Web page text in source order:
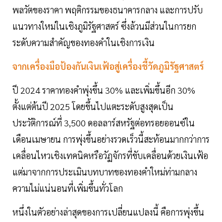
พลวัตของราคา พฤติกรรมของธนาคารกลาง และการปรับ
แนวทางใหม่ในเชิงภูมิรัฐศาสตร์ ซึ่งล้วนมีส่วนในการยก
ระดับความสำคัญของทองคำในเชิงการเงิน
จากเครื่องมือป้องกันเงินเฟ้อสู่เครื่องชี้วัดภูมิรัฐศาสตร์
ปี 2024 ราคาทองคำพุ่งขึ้น 30% และเพิ่มขึ้นอีก 30%
ตั้งแต่ต้นปี 2025 โดยขึ้นไปแตะระดับสูงสุดเป็น
ประวัติการณ์ที่ 3,500 ดอลลาร์สหรัฐต่อทรอยออนซ์ใน
เดือนเมษายน การพุ่งขึ้นอย่างรวดเร็วนี้สะท้อนมากกว่าการ
เคลื่อนไหวเชิงเทคนิคหรือวัฏจักรที่ขับเคลื่อนด้วยเงินเฟ้อ
แต่มาจากการประเมินบทบาทของทองคำใหม่ท่ามกลาง
ความไม่แน่นอนที่เพิ่มขึ้นทั่วโลก
หนึ่งในตัวอย่างล่าสุดของการเปลี่ยนแปลงนี้ คือการพุ่งขึ้น